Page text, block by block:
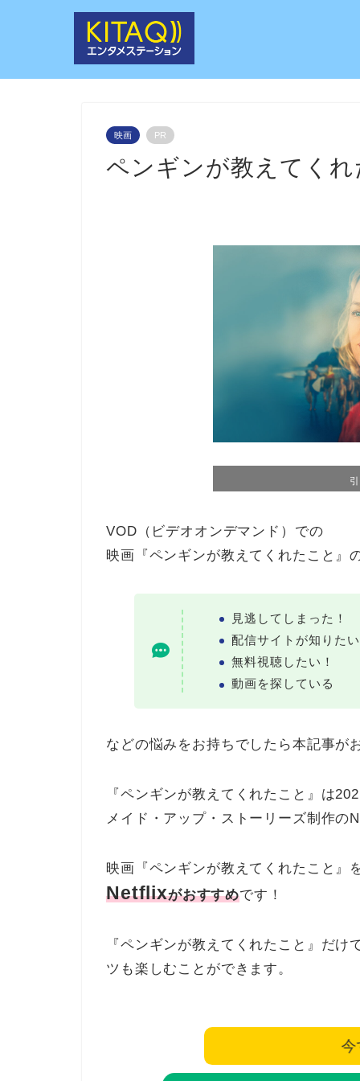
映画 PR
ペンギンが教えてく
VOD（ビデオオンデマンド）での
映画『ペンギンが教えてくれたこと』
見逃してしまった！
配信サイトが知りた
無料視聴したい！
動画を探している
などの悩みをお持ちでしたら本記事が
『ペンギンが教えてくれたこと』は
メイド・アップ・ストーリーズ制作の
映画『ペンギンが教えてくれたこと』
Netflixがおすすめです！
『ペンギンが教えてくれたこと』だ
ツも楽しむことができます。